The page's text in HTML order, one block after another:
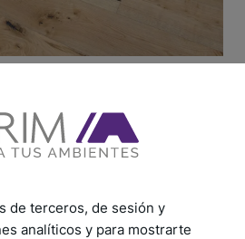
de terceros, de sesión y
analíticos y para mostrarte